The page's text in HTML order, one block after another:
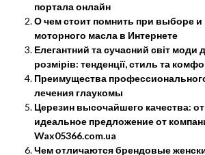
портала онлайн
О чем стоит помнить при выборе и
моторного масла в Интернете
Елегантний та сучасний світ моди
розмірів: тенденції, стиль та
Преимущества
лечения глаукомы
Церезин высочайшего качества:
идеальное предложение от
Wax05366.com.ua
Чем отличаются брендовые